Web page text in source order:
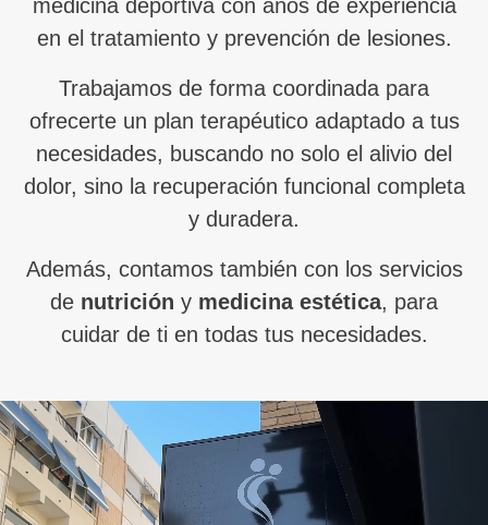
medicina deportiva con años de experiencia
en el tratamiento y prevención de lesiones.
Trabajamos de forma coordinada para
ofrecerte un plan terapéutico adaptado a tus
necesidades, buscando no solo el alivio del
dolor, sino la recuperación funcional completa
y duradera.
Además, contamos también con los servicios
de nutrición y medicina estética, para
cuidar de ti en todas tus necesidades.